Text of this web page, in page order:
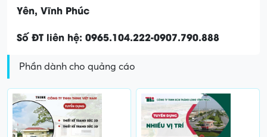
Yên, Vĩnh Phúc
Số ĐT liên hệ: 0965.104.222-0907.790.888
Phần dành cho quảng cáo